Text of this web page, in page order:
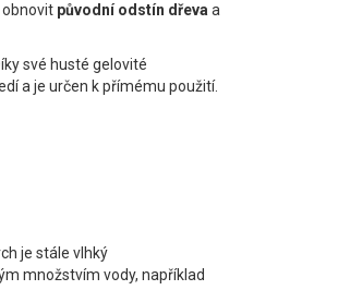
obnovit původní odstín dřeva a
své husté gelovité
a je určen k přímému použití.
je stále vlhký
množstvím vody, například